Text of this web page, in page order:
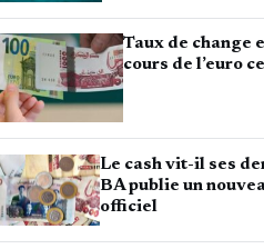
Taux de change
cours de l’euro
Le cash vit-il ses
BA publie un
officiel